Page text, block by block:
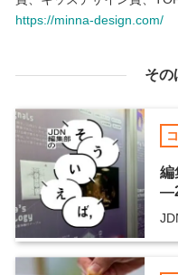
https://minna-design.com/
その
編